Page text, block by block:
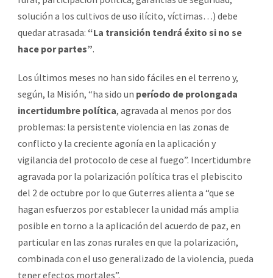
solución a los cultivos de uso ilícito, víctimas…) debe
quedar atrasada: “La transición tendrá éxito si no se
hace por partes”.
Los últimos meses no han sido fáciles en el terreno y,
según, la Misión, “ha sido un período de prolongada
incertidumbre política, agravada al menos por dos
problemas: la persistente violencia en las zonas de
conflicto y la creciente agonía en la aplicación y
vigilancia del protocolo de cese al fuego”. Incertidumbre
agravada por la polarización política tras el plebiscito
del 2 de octubre por lo que Guterres alienta a “que se
hagan esfuerzos por establecer la unidad más amplia
posible en torno a la aplicación del acuerdo de paz, en
particular en las zonas rurales en que la polarización,
combinada con el uso generalizado de la violencia, pueda
tener efectos mortales”.